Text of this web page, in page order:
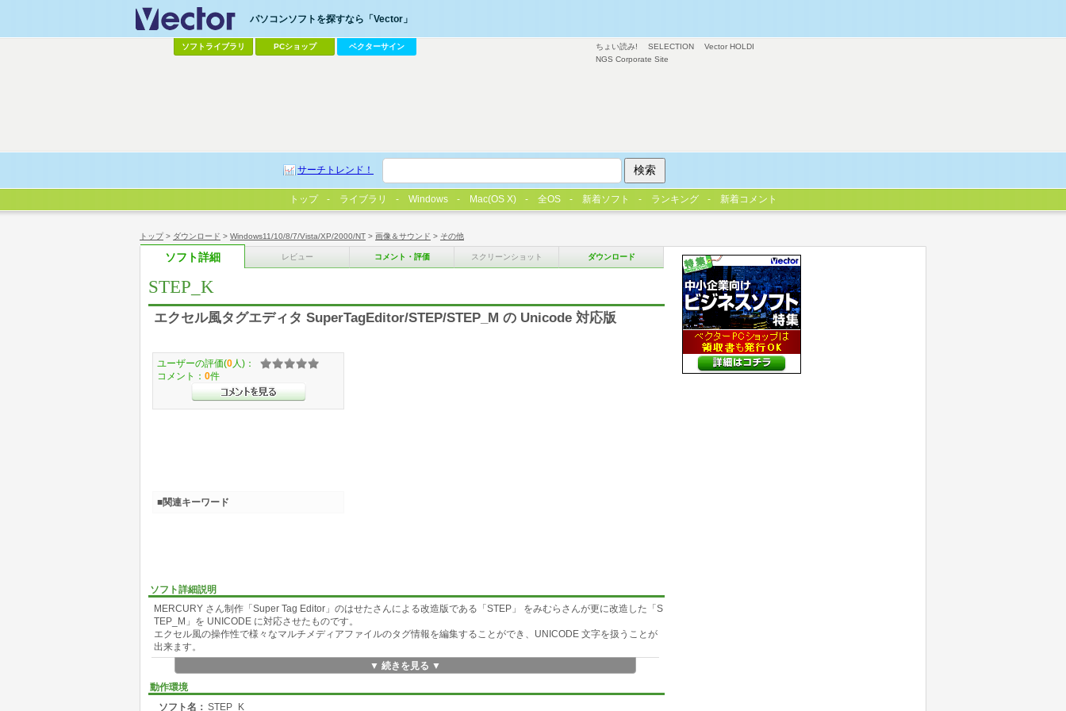
トップ> ダウンロード > Windows11/10/8/7/Vista/XP/2000/NT > 画像＆サウンド > その他
ソフト詳細 レビュー コメント・評価 スクリーンショット ダウンロード
STEP_K
エクセル風タグエディタ SuperTagEditor/STEP/STEP_M の Unicode 対応版
ソフト詳細説明
MERCURY さん制作「Super Tag Editor」のはせたさんによる改造版である「STEP」 をみむらさんが更に改造した「S
TEP_M」を UNICODE に対応させたものです。
エクセル風の操作性で様々なマルチメディアファイルのタグ情報を編集することができ、UNICODE 文字を扱うことが
出来ます。
オリジナルとの相違点
・UNICODE に対応
・対応形式の追加(TAK/OptimFROG/Wavpack/DSF)
▼ 続きを見る ▼
動作環境
ソフト名： STEP_K
ユーザーの評価(0 人)：
コメント： 0件
■関連キーワード
ちょい読み! SELECTION
Vector HOLDI
NGS Corporate Site
パソコンソフトを探すなら「Vector」
ソフトライブラリ PCショップ ベクターサイン
サーチトレンド！
トップ ライブラリ Windows Mac(OS X) 全OS 新着ソフト ランキング 新着コメント